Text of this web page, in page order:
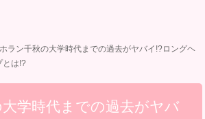
ホラン千秋の大学時代までの過去がヤバイ!?ロングヘ
とは!?
学時代までの過去がヤバ